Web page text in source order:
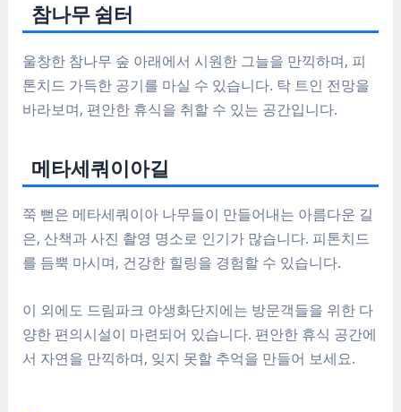
참나무 쉼터
울창한 참나무 숲 아래에서시원한 그늘을 만끽하며, 피
톤치드 가득한 공기를 마실 수 있습니다. 탁 트인 전망을
바라보며, 편안한 휴식을 취할 수 있는 공간입니다.
메타세쿼이아길
쭉 뻗은 메타세쿼이아 나무들이 만들어내는 아름다운 길
은, 산책과 사진 촬영 명소로 인기가 많습니다. 피톤치드
를 듬뿍 마시며, 건강한 힐링을 경험할 수 있습니다.
이 외에도 드림파크 야생화단지에는 방문객들을 위한 다
양한 편의시설이 마련되어 있습니다. 편안한 휴식 공간에
서 자연을 만끽하며, 잊지 못할 추억을 만들어 보세요.